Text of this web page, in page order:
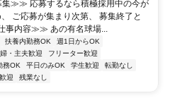
≫≫ 応募するなら積極採用中の今が
ご応募が集まり次第、 募集終了と
内容≫≫ あの有名球場...
扶養内勤務OK
週1日からOK
・主夫歓迎
フリーター歓迎
務OK 平日のみOK 学生歓迎
転勤なし
迎 残業なし